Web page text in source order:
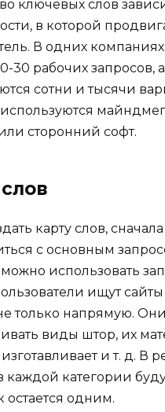
ключевых слов
в которой
В одних компаниях
30 рабочих запросов,
сотни и тысячи
используются
сторонний софт.
карту слов, сначала
с основным
использовать
ищут
только напрямую.
виды штор, их
и т. д. В
каждой категории
остается одним.